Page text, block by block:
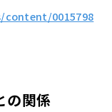
0015798
の関係